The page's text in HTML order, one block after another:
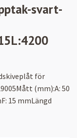
svart-
för
(mm):A: 50
15 mmLängd